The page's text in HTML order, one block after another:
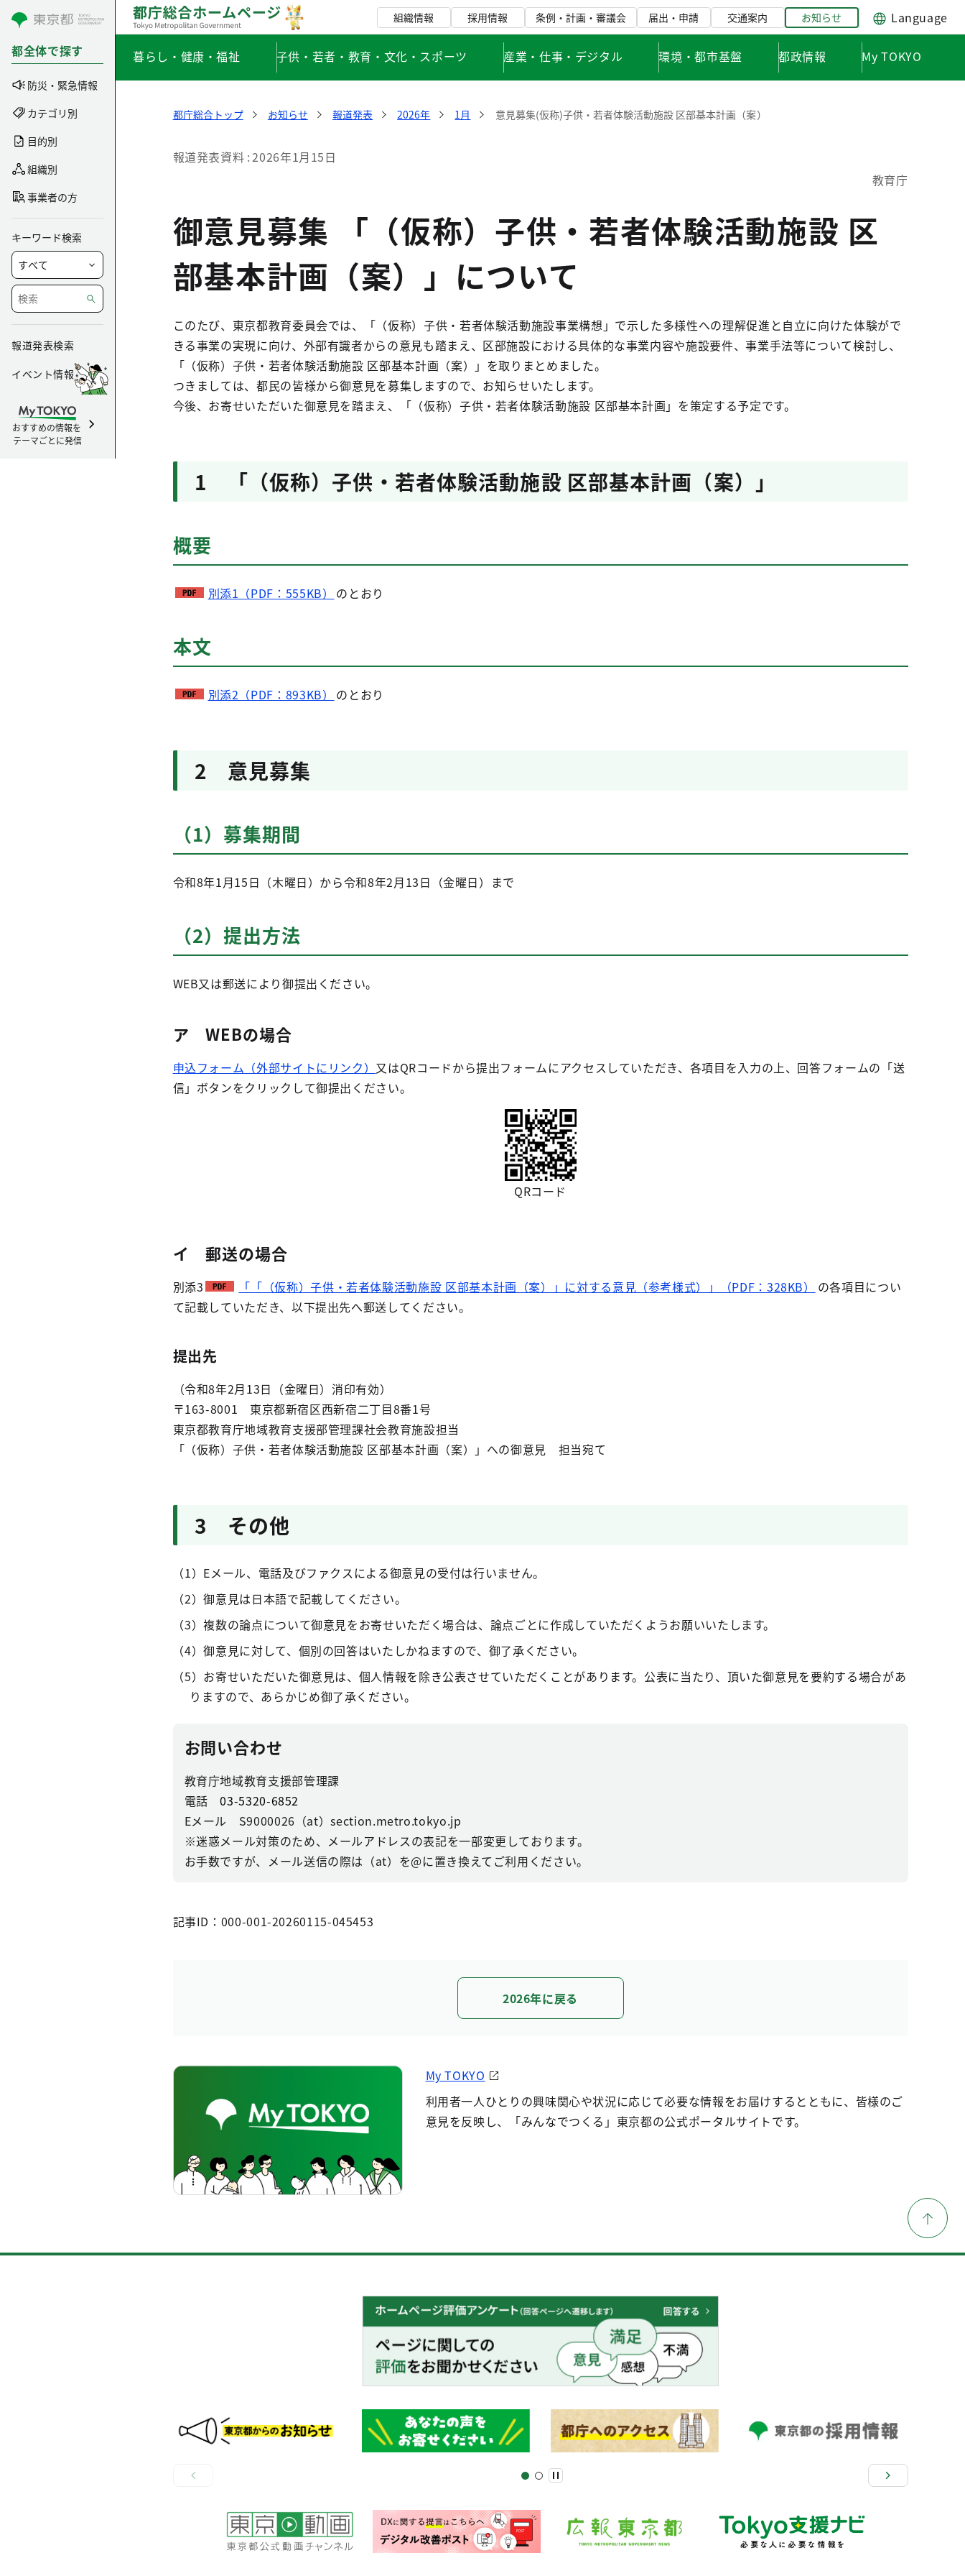
コンテンツにスキップ
都全体で探す
防災・緊急情報
カテゴリ別
目的別
組織別
事業者の方
キーワード検索
報道発表検索
イベント情報
おすすめの情報を
テーマごとに発信
組織情報 採用情報 条例・計画・審議会 届出・申請 交通案内 お知らせ Language
暮らし・健康・福祉 子供・若者・教育・文化・スポーツ 産業・仕事・デジタル 環境・都市基盤 都政情報 My TOKYO
都庁総合トップ お知らせ 報道発表 2026年 1月 意見募集(仮称)子供・若者体験活動施設 区部基本計画（案）
報道発表資料 2026年1月15日
教育庁
御意見募集 「（仮称）子供・若者体験活動施設 区
部基本計画（案）」について
このたび、東京都教育委員会では、「（仮称）子供・若者体験活動施設事業構想」で示した多様性への理解促進と自立に向けた体験がで
きる事業の実現に向け、外部有識者からの意見も踏まえ、区部施設における具体的な事業内容や施設要件、事業手法等について検討し、
「（仮称）子供・若者体験活動施設 区部基本計画（案）」を取りまとめました。
つきましては、都民の皆様から御意見を募集しますので、お知らせいたします。
今後、お寄せいただいた御意見を踏まえ、「（仮称）子供・若者体験活動施設 区部基本計画」を策定する予定です。
1 「（仮称）子供・若者体験活動施設 区部基本計画（案）」
概要
別添1（PDF：555KB） のとおり
本文
別添2（PDF：893KB） のとおり
2 意見募集
（1）募集期間
令和8年1月15日（木曜日）から令和8年2月13日（金曜日）まで
（2）提出方法
WEB又は郵送により御提出ください。
ア WEBの場合
申込フォーム（外部サイトにリンク） 又はQRコードから提出フォームにアクセスしていただき、各項目を入力の上、回答フォームの「送
信」ボタンをクリックして御提出ください。
QRコード
イ 郵送の場合
別添3 「「（仮称）子供・若者体験活動施設 区部基本計画（案）」に対する意見（参考様式）」（PDF：328KB）
の各項目につい
て記載していただき、以下提出先へ郵送してください。
提出先
（令和8年2月13日（金曜日）消印有効）
〒163-8001 東京都新宿区西新宿二丁目8番1号
東京都教育庁地域教育支援部管理課社会教育施設担当
「（仮称）子供・若者体験活動施設 区部基本計画（案）」への御意見 担当宛て
3 その他
（1）Eメール、電話及びファクスによる御意見の受付は行いません。
（2）御意見は日本語で記載してください。
（3）複数の論点について御意見をお寄せいただく場合は、論点ごとに作成していただくようお願いいたします。
（4）御意見に対して、個別の回答はいたしかねますので、御了承ください。
（5）お寄せいただいた御意見は、個人情報を除き公表させていただくことがあります。公表に当たり、頂いた御意見を要約する場合があ
りますので、あらかじめ御了承ください。
お問い合わせ
教育庁地域教育支援部管理課
電話03-5320-6852
Eメール S9000026（at）section.metro.tokyo.jp
※迷惑メール対策のため、メールアドレスの表記を一部変更しております。
お手数ですが、メール送信の際は（at）を@に置き換えてご利用ください。
記事ID：000-001-20260115-045453
2026年に戻る
My TOKYO
利用者一人ひとりの興味関心や状況に応じて必要な情報をお届けするとともに、皆様のご
意見を反映し、「みんなでつくる」東京都の公式ポータルサイトです。